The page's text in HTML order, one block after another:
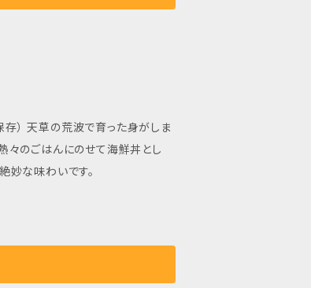
がしま
々のごはんにのせて海鮮丼とし
妙な味わいです。